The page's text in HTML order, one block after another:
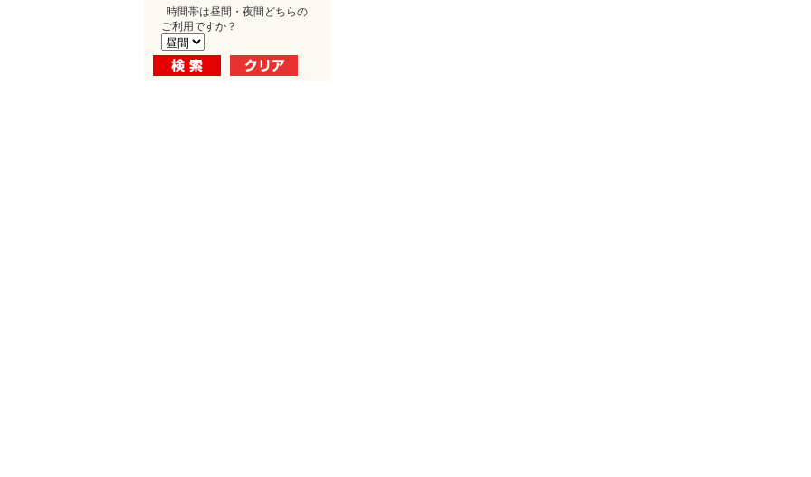
時間帯は昼間・夜間どちらの
ご利用ですか？